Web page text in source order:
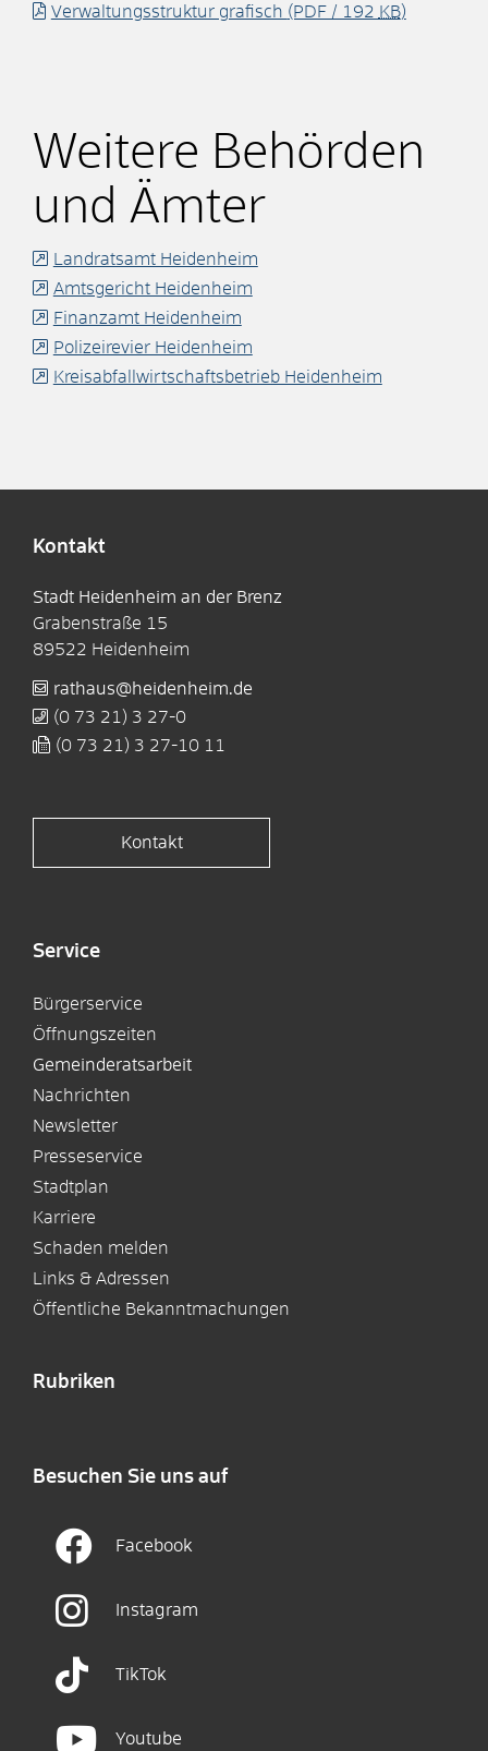
Verwaltungsstruktur grafisch (PDF / 192 KB)
Weitere Behörden
und Ämter
Landratsamt Heidenheim
Amtsgericht Heidenheim
Finanzamt Heidenheim
Polizeirevier Heidenheim
Kreisabfallwirtschaftsbetrieb Heidenheim
Kontakt
Stadt Heidenheim an der Brenz
Grabenstraße 15
89522 Heidenheim
rathaus@heidenheim.de
(0 73 21) 3 27-0
(0 73 21) 3 27-10 11
Kontakt
Service
Bürgerservice
Öffnungszeiten
Gemeinderatsarbeit
Nachrichten
Newsletter
Presseservice
Stadtplan
Karriere
Schaden melden
Links & Adressen
Öffentliche Bekanntmachungen
Rubriken
Besuchen Sie uns auf
Facebook
Instagram
TikTok
Youtube